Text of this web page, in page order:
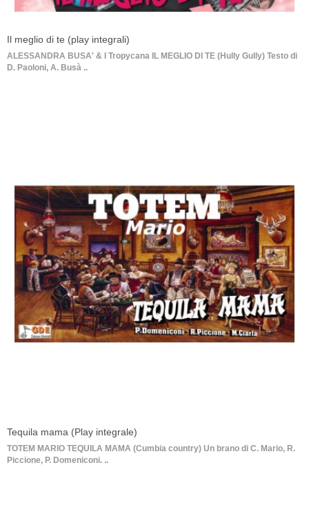
Il meglio di te (play integrali)
ALESSANDRA BUSA' & I Tropycana IL MEGLIO DI TE (Hully Gully) Testo di
D. Paoloni, A. Busà ..
Tequila mama (Play integrale)
TOTEM MARIO TEQUILA MAMA (Cumbia country) Un brano di C. Mario, R.
Piccione, P. Domeniconi. ..